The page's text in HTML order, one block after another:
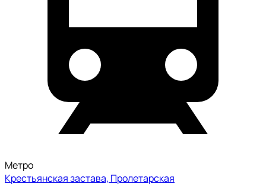
Метро
Крестьянская застава, Пролетарская